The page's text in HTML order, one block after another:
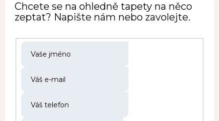
Chcete se na ohledně tapety na něco
zeptat? Napište nám nebo zavolejte.